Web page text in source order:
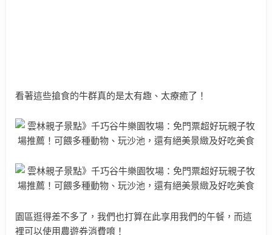
看著這些搶食的牛群真的是太有趣、太療癒了！
園區逛得差不多了，我們也打算在此享用我們的午餐，而這
裡可以使用農遊券消費唷！